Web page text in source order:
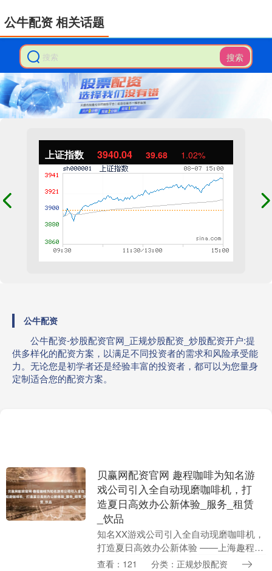
搜索
上证指数 3940.04 39.68 1.02%
公牛配资
公牛配资-炒股配资官网_正规炒股配资_炒股配资开户:提
供多样化的配资方案，以满足不同投资者的需求和风险承受能
力。无论您是初学者还是经验丰富的投资者，都可以为您量身
定制适合您的配资方案。
公牛配资 相关话题
贝赢网配资官网 趣程咖啡为知名游
戏公司引入全自动现磨咖啡机，打
造夏日高效办公新体验_服务_租赁
_饮品
知名XX游戏公司引入全自动现磨咖啡机，
打造夏日高效办公新体验 ——上海趣程办
公室咖啡机租赁服务助力企业员工福利升
查看：121 分类：正规炒股配资